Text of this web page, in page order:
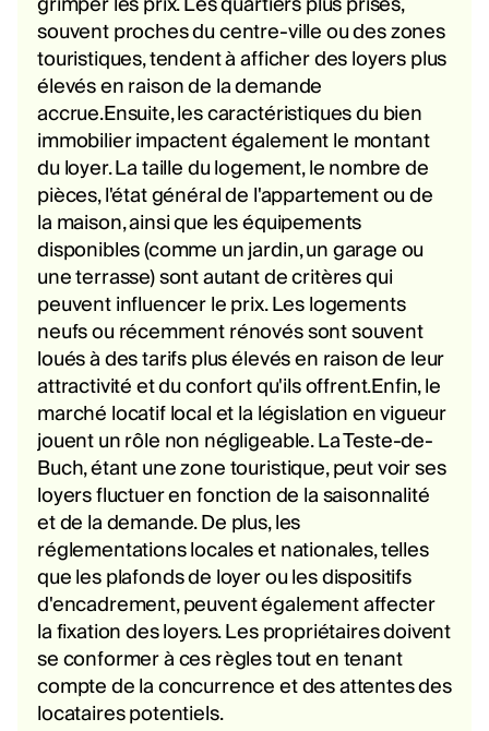
souvent proches du centre-ville ou des zones
touristiques, tendent à afficher des loyers plus
élevés en raison de la demande
accrue.Ensuite, les caractéristiques du bien
immobilier impactent également le montant
du loyer. La taille du logement, le nombre de
pièces, l'état général de l'appartement ou de
la maison, ainsi que les équipements
disponibles (comme un jardin, un garage ou
une terrasse) sont autant de critères qui
peuvent influencer le prix. Les logements
neufs ou récemment rénovés sont souvent
loués à des tarifs plus élevés en raison de leur
attractivité et du confort qu'ils offrent.Enfin, le
marché locatif local et la législation en vigueur
jouent un rôle non négligeable. La Teste-de-
Buch, étant une zone touristique, peut voir ses
loyers fluctuer en fonction de la saisonnalité
et de la demande. De plus, les
réglementations locales et nationales, telles
que les plafonds de loyer ou les dispositifs
d'encadrement, peuvent également affecter
la fixation des loyers. Les propriétaires doivent
se conformer à ces règles tout en tenant
compte de la concurrence et des attentes des
locataires potentiels.